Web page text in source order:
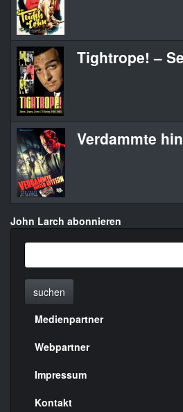
Tightrope! –
Verdammte
John Larch abonnieren
suchen
Menülinks
rechte
Seite
Medienpartner
Webpartner
Impressum
Kontakt